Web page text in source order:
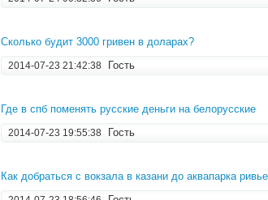
Сколько будит 3000 гривен в доларах?
2014-07-23 21:42:38 Гость
Где в спб поменять русские деньги на белорусские
2014-07-23 19:55:38 Гость
Как добраться с вокзала в казани до аквапарка